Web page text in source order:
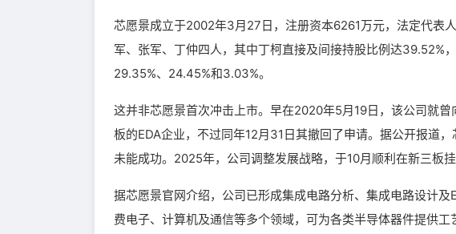
芯愿景成立于2002年3月27日，注册资本6261万元，法定代表
军、张军、丁仲四人，其中丁柯直接及间接持股比例达39.52%
29.35%、24.45%和3.03%。
这并非芯愿景首次冲击上市。早在2020年5月19日，该公司就
板的EDA企业，不过同年12月31日其撤回了申请。据公开报道
未能成功。2025年，公司调整发展战略，于10月顺利在新三板
据芯愿景官网介绍，公司已形成集成电路分析、集成电路设计
费电子、计算机及通信等多个领域，可为各类半导体器件提供